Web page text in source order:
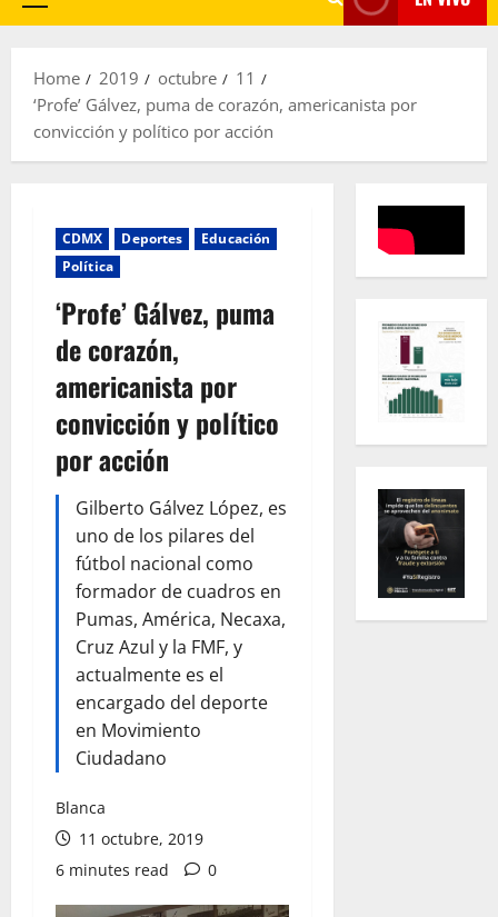
Primary
Home 2019 octubre
11
‘Profe’ Gálvez, puma de corazón, americanista por
convicción y político por acción
CDMX Deportes
Educación
Política
‘Profe’ Gálvez, puma
de corazón,
americanista por
convicción y político
por acción
Gilberto Gálvez López, es
uno de los pilares del
fútbol nacional como
formador de cuadros en
Pumas, América, Necaxa,
Cruz Azul y la FMF, y
actualmente es el
encargado del deporte
en Movimiento
Ciudadano
Blanca
11 octubre, 2019
6 minutes read
0